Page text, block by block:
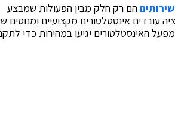
הם רק חלק מבין הפעולות שמבצע
עובדים אינסטלטורים מקצועיים ומנוסים
האינסטלטורים יגיעו במהירות כדי